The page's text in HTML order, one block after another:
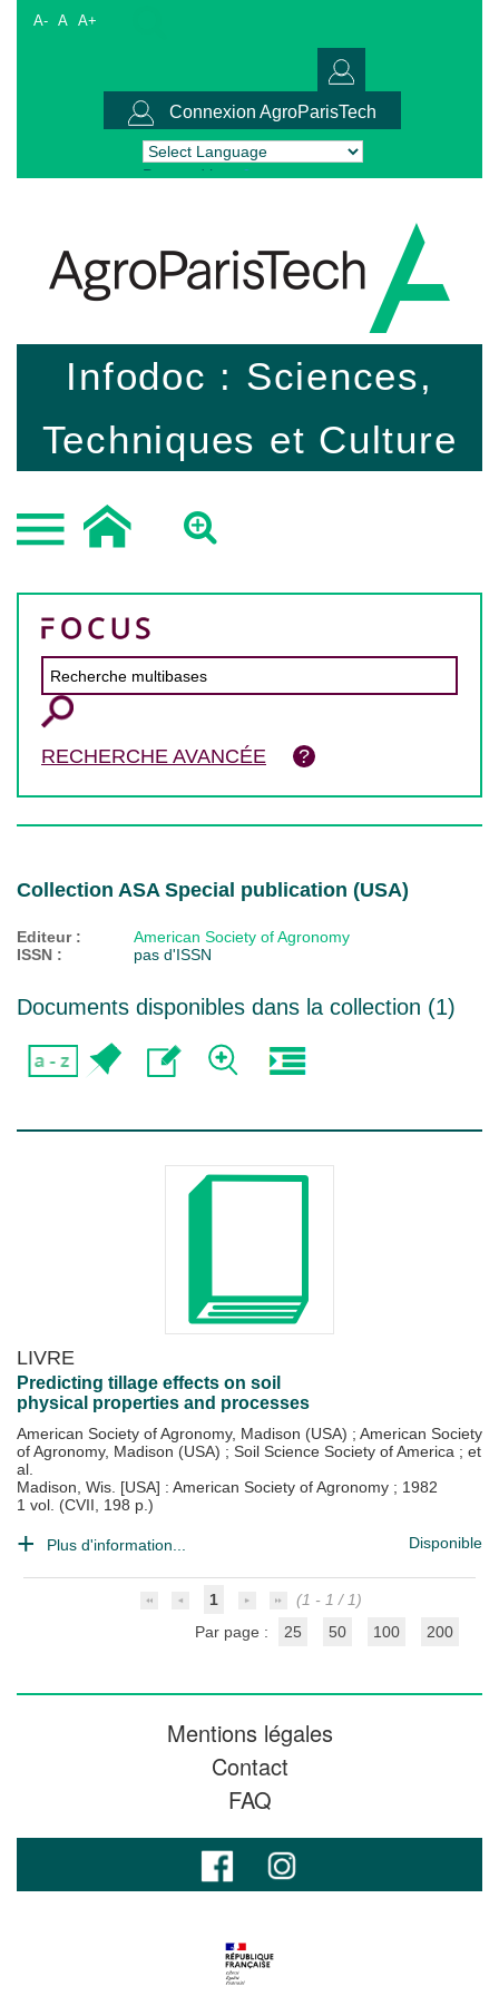
A- A A+
Connexion AgroParisTech
Powered by Translate
Infodoc : Sciences,
Techniques et Culture
RECHERCHE AVANCÉE
Collection ASA Special publication (USA)
Editeur :
American Society of Agronomy
ISSN :
pas d'ISSN
Documents disponibles dans la collection (1)
LIVRE
Predicting tillage effects on soil
physical properties and processes
American Society of Agronomy, Madison (USA) ; American Society
of Agronomy, Madison (USA) ; Soil Science Society of America ; et
al.
Madison, Wis. [USA] : American Society of Agronomy ; 1982
1 vol. (CVII, 198 p.)
Plus d'information... Disponible
1
(1 - 1 / 1)
Par page :
25 50 100 200
Mentions légales
Contact
FAQ